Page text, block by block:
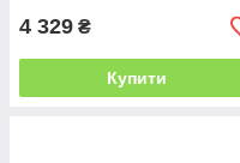
4 329 ₴
Купити